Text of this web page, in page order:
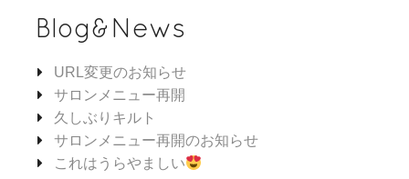
Blog&News
URL変更のお知らせ
サロンメニュー再開
久しぶりキルト
サロンメニュー再開のお知らせ
これはうらやましい